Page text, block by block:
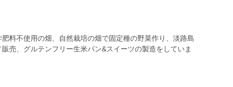
料不使用の畑、自然栽培の畑で固定種の野菜作り、淡路島
売、グルテンフリー生米パン&スイーツの製造をしていま